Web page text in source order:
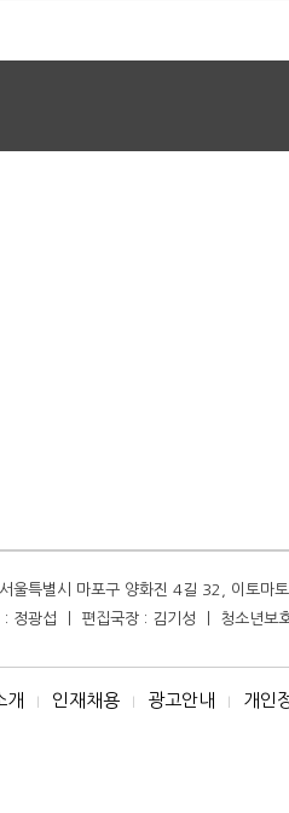
울특별시 마포구 양화진 4길 32, 이토
: 정광섭 ㅣ 편집국장 : 김기성 ㅣ 청소년
개 I 인재채용 I 광고안내 I 개인